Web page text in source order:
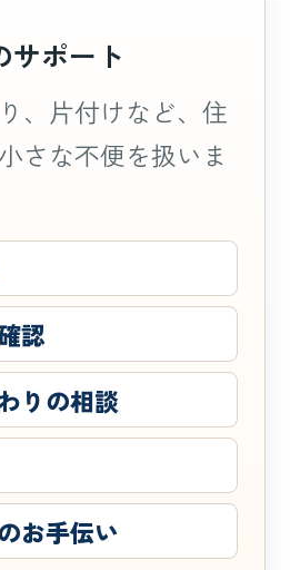
サポート
、片付けなど、住
さな不便を扱いま
認
りの相談
お手伝い